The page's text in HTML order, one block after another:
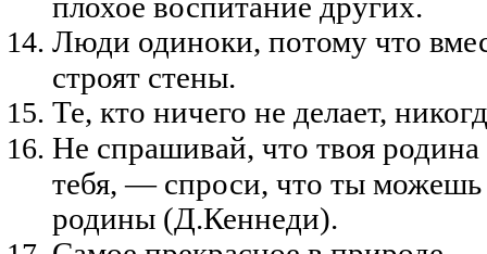
Люди одиноки, потому что
строят стены.
Те, кто ничего не делает,
Не спрашивай, что твоя родина
тебя, — спроси, что ты можешь
родины (Д.Кеннеди).